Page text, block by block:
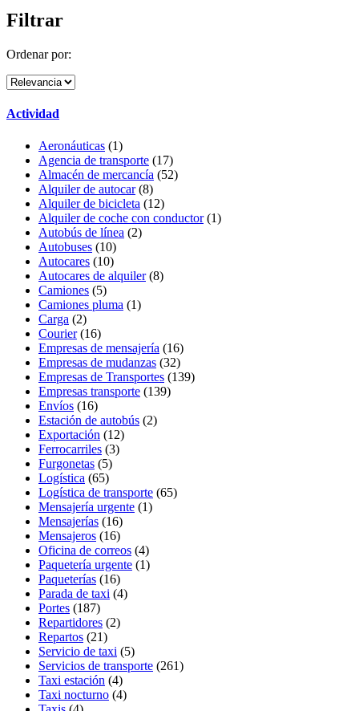
Filtrar
Ordenar por:
Actividad
Aeronáuticas (1)
Agencia de transporte (17)
Almacén de mercancía (52)
Alquiler de autocar(8)
Alquiler de bicicleta (12)
Alquiler de coche con conductor(1)
Autobús de línea (2)
Autobuses (10)
Autocares (10)
Autocares de alquiler(8)
Camiones (5)
Camiones pluma (1)
Carga (2)
Courier(16)
Empresas de mensajería (16)
Empresas de mudanzas (32)
Empresas de Transportes (139)
Empresas transporte (139)
Envíos (16)
Estación de autobús (2)
Exportación (12)
Ferrocarriles (3)
Furgonetas (5)
Logística (65)
Logística de transporte (65)
Mensajería urgente (1)
Mensajerías (16)
Mensajeros (16)
Oficina de correos (4)
Paquetería urgente (1)
Paqueterías (16)
Parada de taxi (4)
Portes (187)
Repartidores (2)
Repartos (21)
Servicio de taxi (5)
Servicios de transporte (261)
Taxi estación (4)
Taxi nocturno (4)